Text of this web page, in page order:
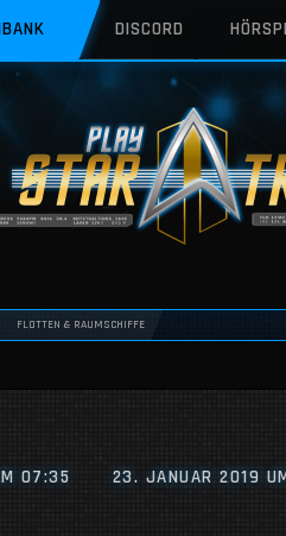
DISCORD
FLOTTEN & RAUMSCHIFFE
07:35
23. JANUAR 2019